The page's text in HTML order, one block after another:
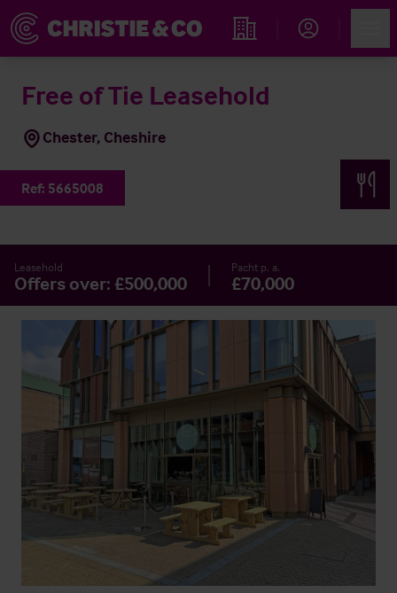
Immobiliensuche
Free of Tie Leasehold
Chester, Cheshire
Ref: 5665008
Leasehold
Offers over: £500,000
Pacht p. a.
£70,000